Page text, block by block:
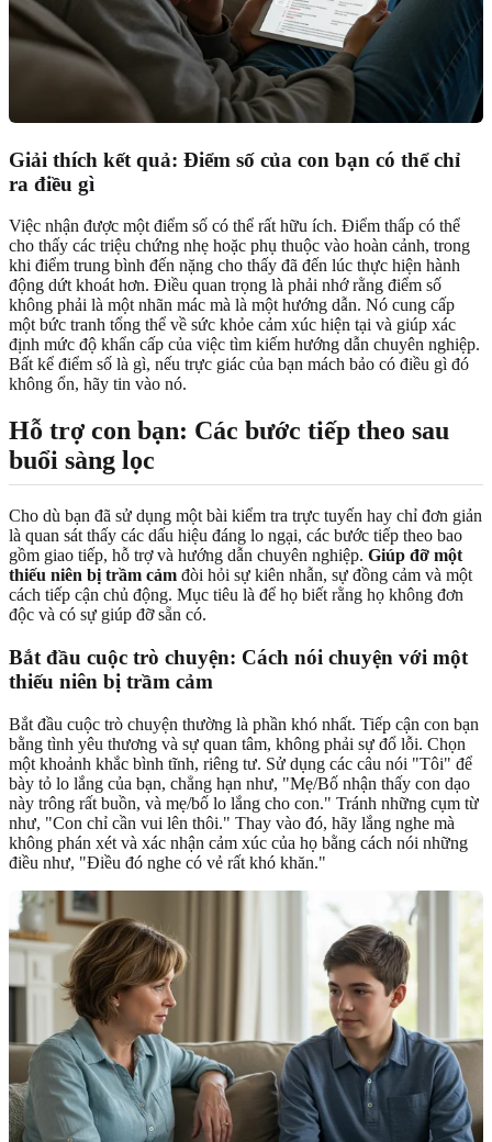
Giải thích kết quả: Điểm số của con bạn có thể chỉ
ra điều gì
Việc nhận được một điểm số có thể rất hữu ích. Điểm thấp có thể
cho thấy các triệu chứng nhẹ hoặc phụ thuộc vào hoàn cảnh, trong
khi điểm trung bình đến nặng cho thấy đã đến lúc thực hiện hành
động dứt khoát hơn. Điều quan trọng là phải nhớ rằng điểm số
không phải là một nhãn mác mà là một hướng dẫn. Nó cung cấp
một bức tranh tổng thể về sức khỏe cảm xúc hiện tại và giúp xác
định mức độ khẩn cấp của việc tìm kiếm hướng dẫn chuyên nghiệp.
Bất kể điểm số là gì, nếu trực giác của bạn mách bảo có điều gì đó
không ổn, hãy tin vào nó.
Hỗ trợ con bạn: Các bước tiếp theo sau
buổi sàng lọc
Cho dù bạn đã sử dụng một bài kiểm tra trực tuyến hay chỉ đơn giản
là quan sát thấy các dấu hiệu đáng lo ngại, các bước tiếp theo bao
gồm giao tiếp, hỗ trợ và hướng dẫn chuyên nghiệp. Giúp đỡ một
thiếu niên bị trầm cảm đòi hỏi sự kiên nhẫn, sự đồng cảm và một
cách tiếp cận chủ động. Mục tiêu là để họ biết rằng họ không đơn
độc và có sự giúp đỡ sẵn có.
Bắt đầu cuộc trò chuyện: Cách nói chuyện với một
thiếu niên bị trầm cảm
Bắt đầu cuộc trò chuyện thường là phần khó nhất. Tiếp cận con bạn
bằng tình yêu thương và sự quan tâm, không phải sự đổ lỗi. Chọn
một khoảnh khắc bình tĩnh, riêng tư. Sử dụng các câu nói "Tôi" để
bày tỏ lo lắng của bạn, chẳng hạn như, "Mẹ/Bố nhận thấy con dạo
này trông rất buồn, và mẹ/bố lo lắng cho con." Tránh những cụm từ
như, "Con chỉ cần vui lên thôi." Thay vào đó, hãy lắng nghe mà
không phán xét và xác nhận cảm xúc của họ bằng cách nói những
điều như, "Điều đó nghe có vẻ rất khó khăn."